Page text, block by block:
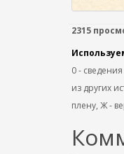
2315
0 -
из других
плену, Ж -